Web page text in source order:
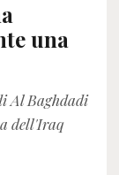
una
Al Baghdadi
dell'Iraq